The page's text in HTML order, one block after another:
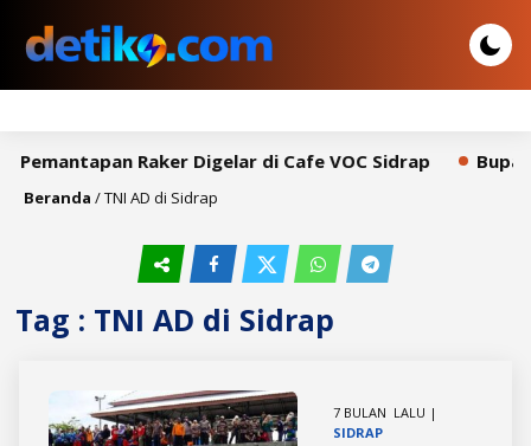
Raker Digelar di Cafe VOC Sidrap Bupati
Beranda /TNI AD di Sidrap
Tag : TNI AD di Sidrap
7 BULAN LALU |
SIDRAP